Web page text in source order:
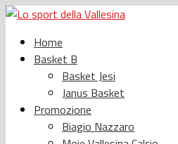
Home
Basket B
Basket Jesi
Janus Basket
Promozione
Biagio Nazzaro